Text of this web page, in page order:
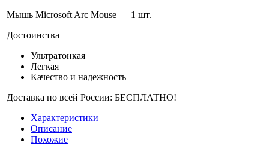
Мышь Microsoft Arc Mouse — 1 шт.
Достоинства
Ультратонкая
Легкая
Качество и надежность
Доставка по всей России: БЕСПЛАТНО!
Характеристики
Описание
Похожие